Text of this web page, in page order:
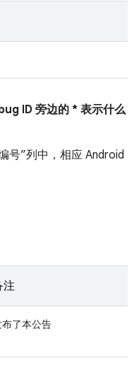
ID 旁边的 * 表示什么
号”列中，相应 Android
注
布了本公告